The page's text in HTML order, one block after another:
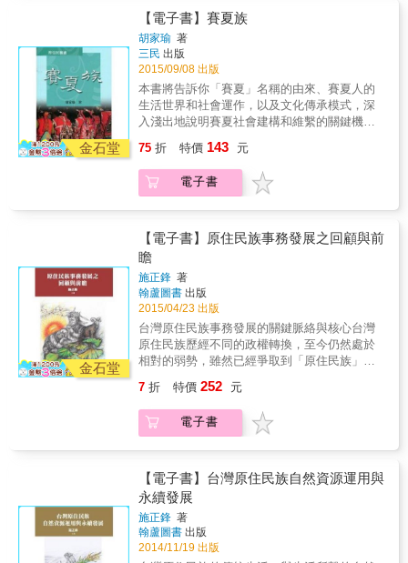
有關，而其粟種神話也是每個部落普遍流傳，
是各族群極為重要的神話母題。取火種則大多
與洪水神話連結在一起，普遍會提到山羌、水
鹿或是鳥類的取火母題；與西方普羅米修斯的
盜火和中國大陸南方少數民族的火種神話不
同，臺灣原住民族的火種通常是在洪水中失去
或遺忘，再由動物取回，是非常素樸的神話意
象。「粟種」與「火種」也常與原住民族的遠
方他界、地底的小黑人或者與女人島相關。因
此，粟種與火種是最適合觀察、比較整個南島
語族神話的母題。 & 本書主題填補了過往研究
者未能特別鑽研的小米文化信仰，與原住民獨
小黑人神話與女子部落神話。作者透過紮實的
的文獻爬梳與田野調查，再以文學性豐厚的細
膩筆法，勾勒出臺灣原住民族的神話系譜，讓
讀者可深入探索臺灣原住民族神話的奇幻世
界。 & 本書特色 & 1.扎實的學術素養，細膩的
文學筆法，一本讀懂人類起源！ 2.補足臺灣原
住民族小米文化信仰和取火種神話情節的研究
空缺。 3.收錄大量地方神話與傳說，身歷其
境、原汁原味。 4.比對中外各地的神話母題，
論析嚴謹、條理分明。
家，否則我們必須去正視這一段歷史，真相必
須被揭露。 如同，蔡總統在道歉中所說的：
「在泰雅族的語言裡，『真相』叫做Balay。而
『和解』叫做Sbalay，也就是在Balay之前加一
個S的音。真相與和解，其實是兩個相關的概
念。換句話說，真正的和解，只有透過誠懇面
對真相，才有可能達成。」 因此「轉型正義」
要調查真相、公佈真相，讓國家領導人代表現
在的政府對受害者道歉、賠償、並返還名譽。
讓人們相信這個社會雖然不完美，但持續追求
公平正義；讓整個社會避免重複過去政權犯下
的錯誤，追求更公平正義的未來。 要做的事很
多，道歉只是第一步。
金石堂
【電子書】賽夏族
胡家瑜 著
三民 出版
2015/09/08 出版
本書將告訴你「賽夏」名稱的由來、賽夏人的
生活世界和社會運作，以及文化傳承模式，深
入淺出地說明賽夏社會建構和維繫的關鍵機
時，藉由分析信仰祭儀和文化傳統，尤其是大
眾覺得神秘而好奇的巴斯達隘祭典（矮靈
祭），凸顯出賽夏人運用和掌握象徵資源（如
小族群，長期在周遭不同人群競合與政經情勢
快速變化下，很早就發展出超越部落層次的族
群認同，展現獨特的凝聚力和強烈的集體意
識。透過本書，不但可以理解賽夏社會動態建
構的過程，也可以重新思考跨越時空變動的文
75 折 特價 143 元
電子書
金石堂
【電子書】原住民族事務發展之回顧與前
瞻
施正鋒 著
翰蘆圖書 出版
2015/04/23 出版
台灣原住民族事務發展的關鍵脈絡與核心台灣
原住民族歷經不同的政權轉換，至今仍然處於
相對的弱勢，雖然已經爭取到「原住民族」的
成則尚有未逮，例如「原住民族自區法」草
案，迄今仍然未能完成。台灣原住民族事務的
發展，在法律規範與傳統權力之間的拉扯與衝
考試規定仍是重要的問題並且影響甚鉅。這些
都會影響原住民族的未來發展。本書從不同面
向回顧與探討原住民族的過去與未來，主題包
括民族語言、產業工作、國際情勢、政治選
擇、生態治理，並從政策面的角度深入分析，
大抵含括了台灣原住民族當前最重要的議題。
7 折 特價 252 元
電子書
【電子書】台灣原住民族自然資源運用與
永續發展
施正鋒 著
翰蘆圖書 出版
2014/11/19 出版